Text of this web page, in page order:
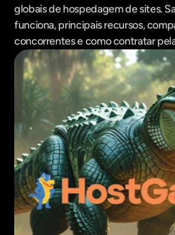
globais de hospedagem de sites.
funciona, principais recursos,
concorrentes e como contratar